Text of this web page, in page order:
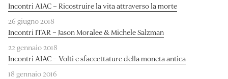
Incontri AIAC – Ricostruire la vita attraverso la morte
26 giugno 2018
Incontri ITAR – Jason Moralee & Michele Salzman
22 gennaio 2018
Incontri AIAC – Volti e sfaccettature della moneta antica
18 gennaio 2016